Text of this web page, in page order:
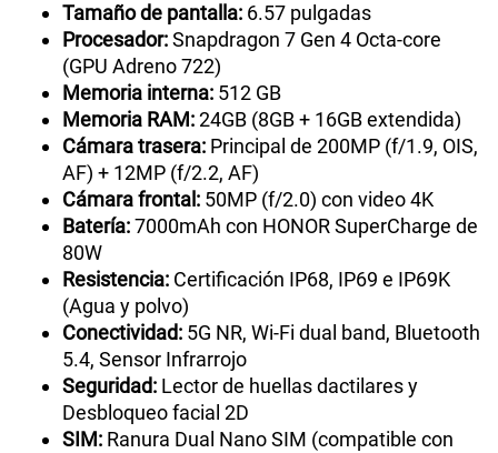
Tamaño de pantalla: 6.57 pulgadas
Procesador:Snapdragon 7 Gen 4 Octa-core
(GPU Adreno 722)
Memoria interna: 512 GB
Memoria RAM:24GB (8GB + 16GB extendida)
Cámara trasera: Principal de 200MP (f/1.9, OIS,
AF) + 12MP (f/2.2, AF)
Cámara frontal: 50MP (f/2.0) con video 4K
Batería:7000mAh con HONOR SuperCharge de
80W
Resistencia: Certificación IP68, IP69 e IP69K
(Agua y polvo)
Conectividad: 5G NR, Wi-Fi dual band, Bluetooth
5.4, Sensor Infrarrojo
Seguridad: Lector de huellas dactilares y
Desbloqueo facial 2D
SIM: Ranura Dual Nano SIM (compatible con